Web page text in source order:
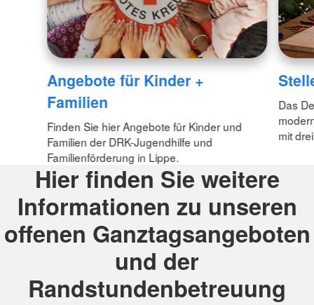
Angebote für Kinder +
Familien
Finden Sie hier Angebote für Kinder und
Familien der DRK-Jugendhilfe und
Familienförderung in Lippe.
Das
mit
Hier finden Sie weitere
Informationen zu unseren
offenen Ganztagsangeboten
und der
Randstundenbetreuung